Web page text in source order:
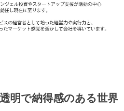
明で納得感のある世界